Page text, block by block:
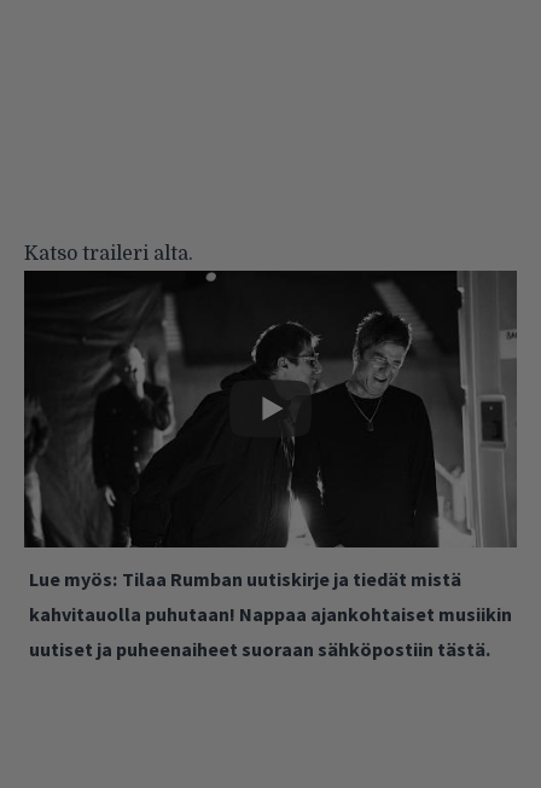
Katso traileri alta.
Lue myös: Tilaa Rumban uutiskirje ja tiedät mistä
kahvitauolla puhutaan! Nappaa ajankohtaiset musiikin
uutiset ja puheenaiheet suoraan sähköpostiin tästä.